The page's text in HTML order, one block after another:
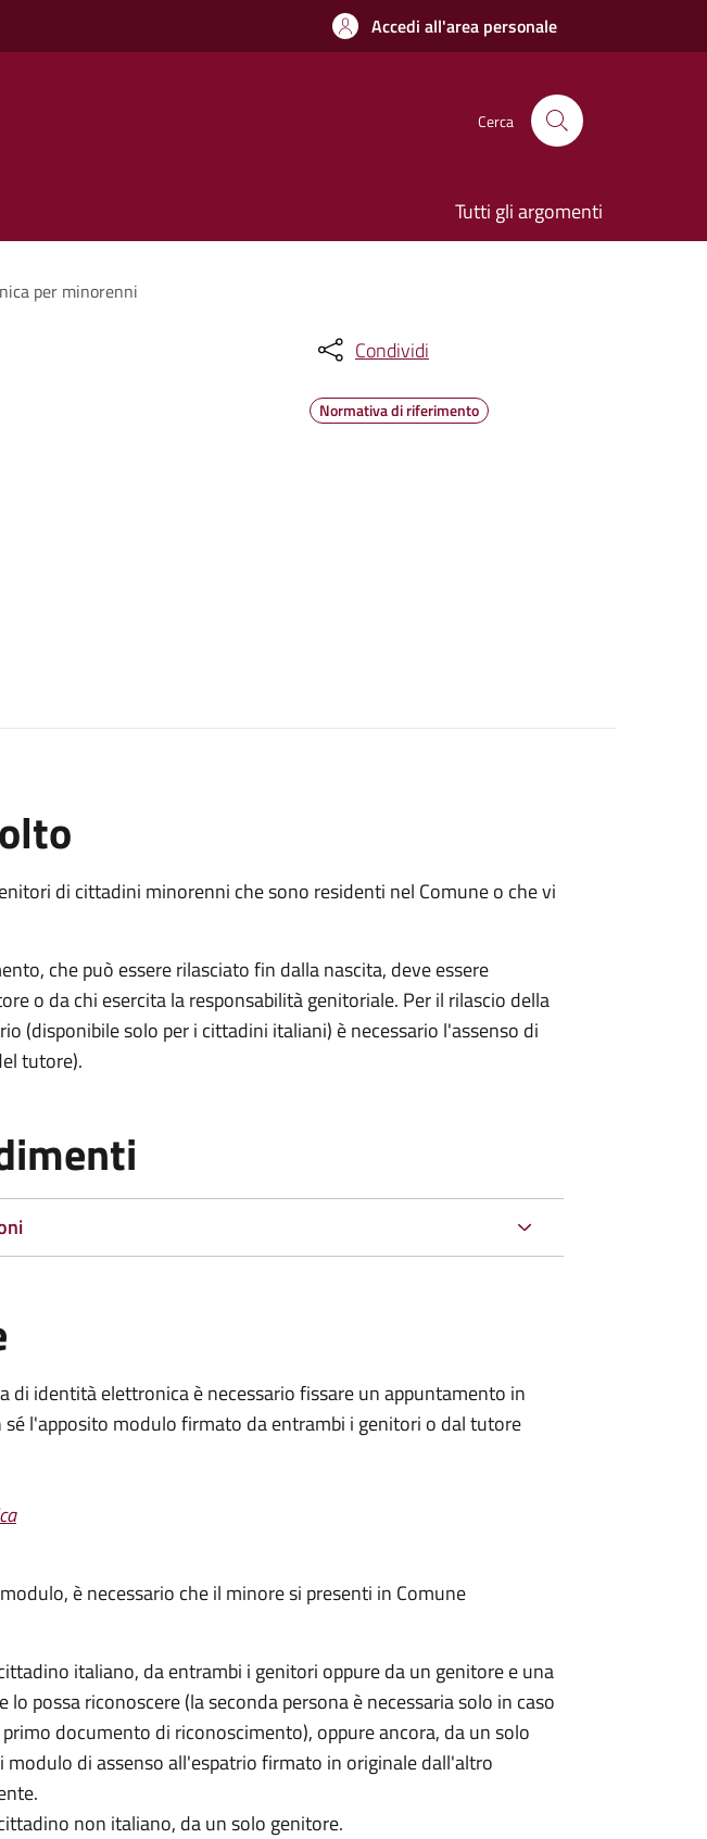
Accedi all'area personale
Cerca
Tutti gli argomenti
per minorenni
Condividi
Normativa di riferimento
di cittadini minorenni che sono residenti nel Comune o che vi
che può essere rilasciato fin dalla nascita, deve essere
o da chi esercita la responsabilità genitoriale. Per il rilascio della
(disponibile solo per i cittadini italiani) è necessario l'assenso di
tutore).
di identità elettronica è necessario fissare un appuntamento in
l'apposito modulo firmato da entrambi i genitori o dal tutore
è necessario che il minore si presenti in Comune
italiano, da entrambi i genitori oppure da un genitore e una
lo possa riconoscere (la seconda persona è necessaria solo in caso
documento di riconoscimento), oppure ancora, da un solo
di assenso all'espatrio firmato in originale dall'altro
non italiano, da un solo genitore.